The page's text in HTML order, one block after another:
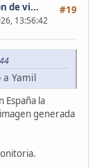
#19
de vi...
13:56:42
Yamil
España la
generada